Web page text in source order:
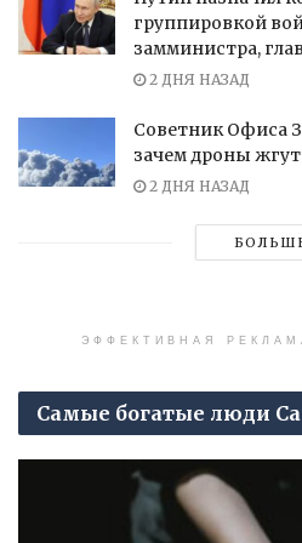
группировкой
замминистра,
2 ДНЯ НАЗАД
Советник Офиса
зачем дроны
2 ДНЯ НАЗАД
ЭФФЕКТИВНАЯ
Самые богатые люди